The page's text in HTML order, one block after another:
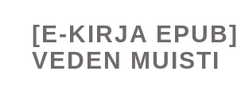
[E-KIRJA EPUB]
VEDEN MUISTI